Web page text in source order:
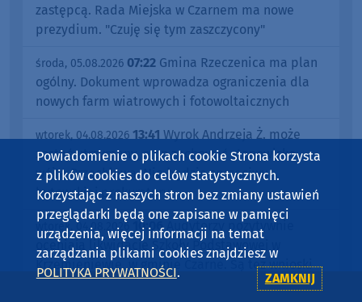
zastępcą. Rada Miejska w Czarnem ma nowe
prezydium. "Czuję się tym zaszczycony"
środa, 05.08.2026 07:22 Gmina Rzeczenica ma plan
ogólny. Dokument wprowadza ograniczenia dla
nowych farm wiatrowych i fotowoltaicznych
wtorek, 04.08.2026 13:41 Wyrok Andrzeja Ż. może
zostać utrzymany, a on zachować stanowisko
wójta Przechlewa. Nie będzie sprzeciwu
bytowskiej prokuratury
wtorek, 04.08.2026 10:06Audytorzy pozytywnie
oceniają likwidację Szkoły Podstawowej w
Krzemieniewie, w gminie Czarne. Są też wnioski
dla szkół w Wyczechach i Czarnem
Powiadomienie o plikach cookie Strona korzysta
z plików cookies do celów statystycznych.
Korzystając z naszych stron bez zmiany ustawień
przeglądarki będą one zapisane w pamięci
urządzenia, więcej informacji na temat
zarządzania plikami cookies znajdziesz w
POLITYKA PRYWATNOŚCI. ZAMKNIJ